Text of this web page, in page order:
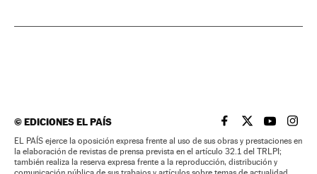
©EDICIONES EL PAÍS EL PAÍS BRASIL EN
EL PAÍSEL PAÍS
EL
EL PAÍS ejerce la oposición expresa frente al uso de sus obras y prestaciones en
la elaboración de revistas de prensa prevista en el artículo 32.1 del TRLPI;
también realiza la reserva expresa frente a la reproducción, distribución y